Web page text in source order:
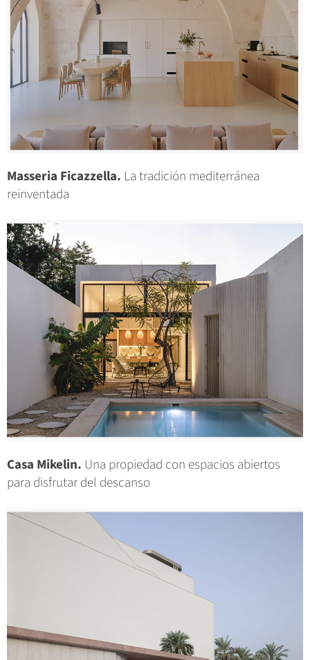
Masseria Ficazzella. La tradición mediterránea
reinventada
Casa Mikelin. Una propiedad con espacios abiertos
para disfrutar del descanso